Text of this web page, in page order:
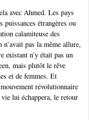
avec Ahmed. Les pays
puissances étrangères ou
calamiteuse des
pas la même allure,
existant n’y était pas un
mais plutôt le rêve
et de femmes. Et
révolutionnaire
lui échappera, le retour